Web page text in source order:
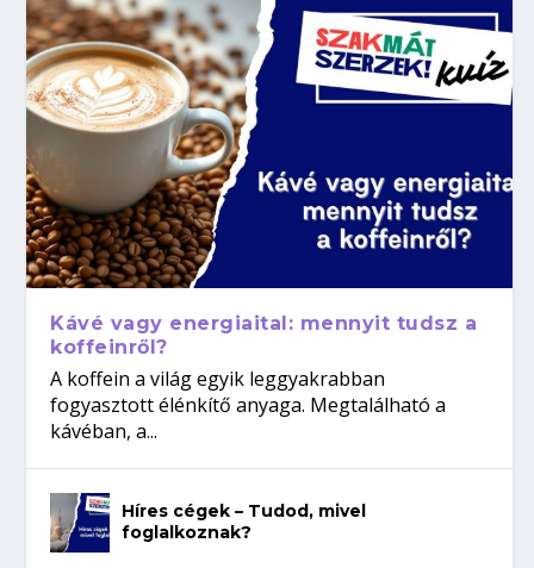
Kávé vagy energiaital: mennyit tudsz a
koffeinről?
A koffein a világ egyik leggyakrabban
fogyasztott élénkítő anyaga. Megtalálható a
kávéban, a...
Híres cégek – Tudod, mivel
foglalkoznak?